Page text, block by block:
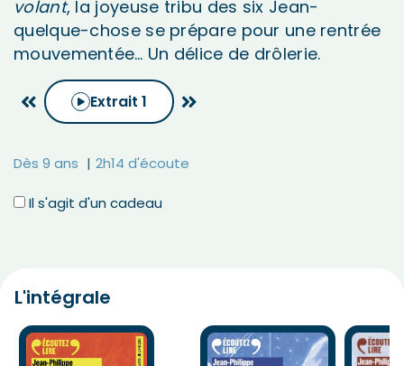
volant, la joyeuse tribu des six Jean-
quelque-chose se prépare pour une rentrée
mouvementée… Un délice de drôlerie.
Extrait 1
Dès 9 ans 2h14 d'écoute
Il s'agit d'un cadeau
L'intégrale